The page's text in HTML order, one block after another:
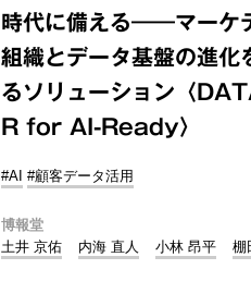
時代に備える――マーケ
組織とデータ基盤の進化
るソリューション〈
R for AI-Ready〉
#AI #顧客データ活用
博報堂
土井 京佑
内海 直人 小林 昂平 棚